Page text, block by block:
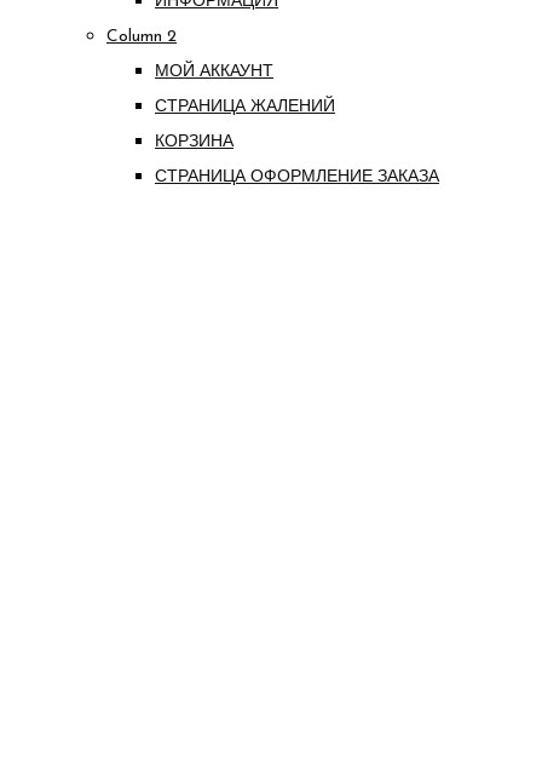
Column 2
МОЙ АККАУНТ
СТРАНИЦА ЖАЛЕНИЙ
КОРЗИНА
СТРАНИЦА ОФОРМЛЕНИЕ ЗАКАЗА